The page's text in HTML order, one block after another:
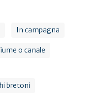
In campagna
o canale
bretoni